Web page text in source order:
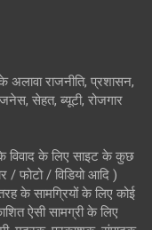
अलावा राजनीति, प्रशासन,
सेहत, ब्यूटी, रोजगार
विवाद के लिए साइट के कुछ
/ फोटो / विडियो आदि )
के सामग्रियों के लिए कोई
ऐसी सामग्री के लिए